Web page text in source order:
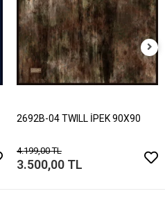
2692B-04 TWILL İPEK 90X90
4.199,00 TL
3.500,00 TL